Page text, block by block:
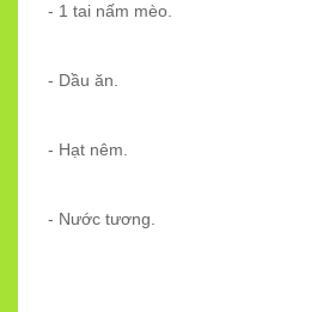
- 1 tai nấm mèo.
- Dầu ăn.
- Hạt nêm.
- Nước tương.